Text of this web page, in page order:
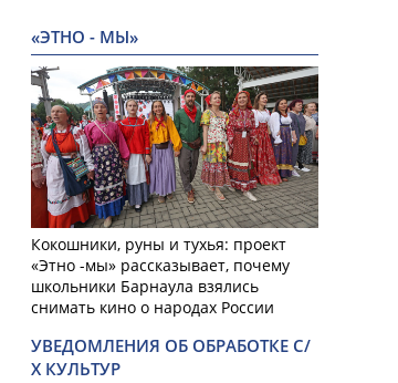
«ЭТНО - МЫ»
Кокошники, руны и тухья: проект
«Этно -мы» рассказывает, почему
школьники Барнаула взялись
снимать кино о народах России
УВЕДОМЛЕНИЯ ОБ ОБРАБОТКЕ С/
Х КУЛЬТУР